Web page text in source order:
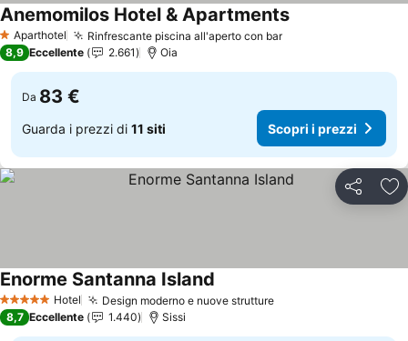
1 Stelle
Aparthotel Rinfrescante piscina all'aperto con bar
Anemomilos Hotel & Apartments
8,9 Eccellente 2.661 Oia
Da 83 €
Guarda i prezzi di 11 siti Scopri i prezzi
Condividi
5 Stelle Hotel Design moderno e nuove strutture
Enorme Santanna Island
8,7 Eccellente 1.440 Sissi